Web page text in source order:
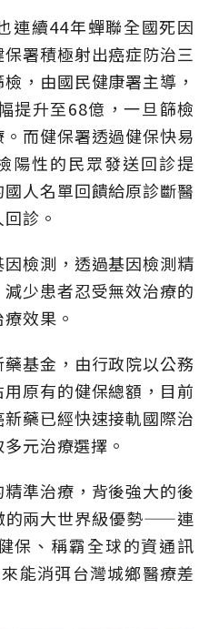
連續44年蟬聯全國死因
署積極射出癌症防治三
，由國民健康署主導，
提升至68億，一旦篩檢
而健保署透過健保快易
陽性的民眾發送回診提
人名單回饋給原診斷醫
診。
檢測，透過基因檢測精
少患者忍受無效治療的
效果。
基金，由行政院以公務
原有的健保總額，目前
藥已經快速接軌國際治
元治療選擇。
準治療，背後強大的後
的兩大世界級優勢——連
保、稱霸全球的資通訊
能消弭台灣城鄉醫療差